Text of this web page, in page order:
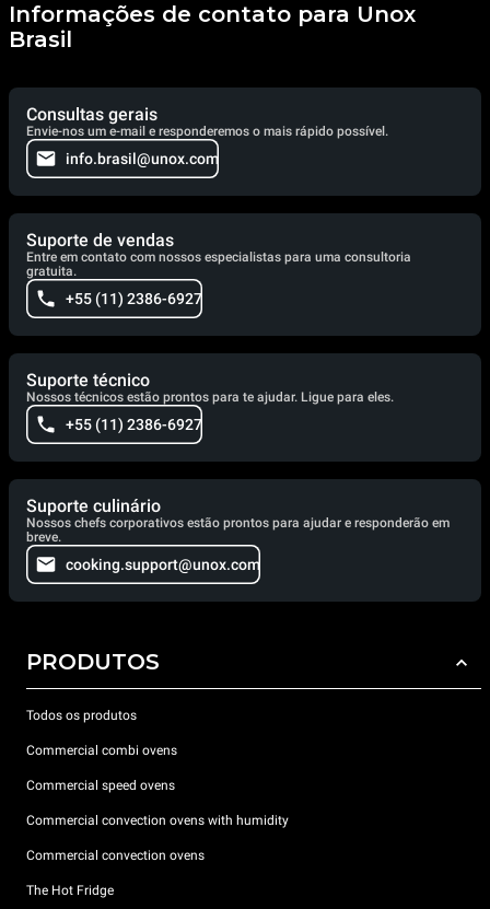
Informações de contato para Unox
Brasil
Consultas gerais
Envie-nos um e-mail e responderemos o mais rápido possível.
info.brasil@unox.com
Suporte de vendas
Entre em contato com nossos especialistas para uma consultoria
gratuita.
+55 (11) 2386-6927
Suporte técnico
Nossos técnicos estão prontos para te ajudar. Ligue para eles.
+55 (11) 2386-6927
Suporte culinário
Nossos chefs corporativos estão prontos para ajudar e responderão em
breve.
cooking.support@unox.com
PRODUTOS
Todos os produtos
Commercial combi ovens
Commercial speed ovens
Commercial convection ovens with humidity
Commercial convection ovens
The Hot Fridge